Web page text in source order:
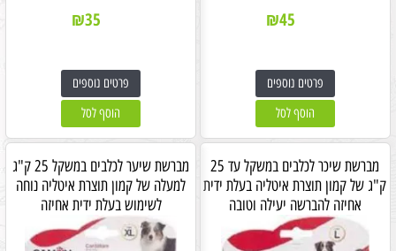
₪45
פרטים נוספים
הוסף לסל
₪35
פרטים נוספים
הוסף לסל
מברשת שיכר לכלבים במשקל עד 25
ק"ג של קמון תוצרת איטליה בעלת ידית
אחיזה להברשה יעילה וטובה
מברשת שיער לכלבים במשקל 25 ק"ג
למעלה של קמון תוצרת איטליה נוחה
לשימוש בעלת ידית אחיזה